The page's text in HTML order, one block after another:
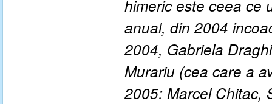
himeric este ceea ce
anual, din 2004
2004, Gabriela
Murariu (cea care a
2005: Marcel Chitac,